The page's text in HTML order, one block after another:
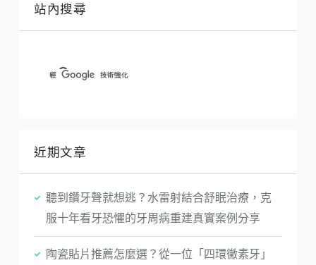
站內搜尋
近期文章
聽到鑽牙聲就想逃？水雷射結合舒眠治療，克
服十年看牙恐懼的牙周病重建真實案例分享
陶瓷貼片推薦怎麼選？從一位「四環黴素牙」